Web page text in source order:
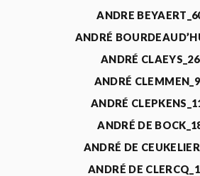
ANDRE
ANDRÉ
ANDRÉ
ANDRÉ
ANDRÉ
ANDRÉ DE
ANDRÉ DE
ANDRÉ DE